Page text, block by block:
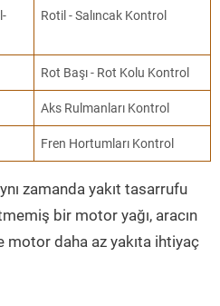
Rotil - Salıncak Kontrol
Rot Başı - Rot Kolu Kontrol
Aks Rulmanları Kontrol
Fren Hortumları Kontrol
zamanda yakıt tasarrufu
bir motor yağı, aracın
motor daha az yakıta ihtiyaç